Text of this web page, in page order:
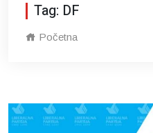
Tag: DF
Početna